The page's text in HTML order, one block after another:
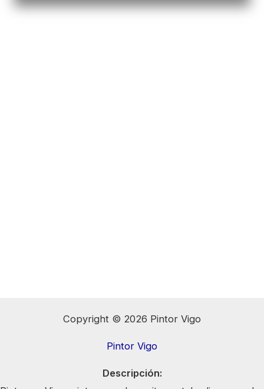
Copyright © 2026 Pintor Vigo
Pintor Vigo
Descripción: